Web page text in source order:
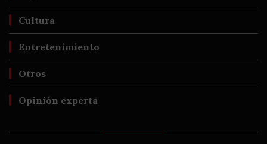
Cultura
Entretenimiento
Otros
Opinión experta